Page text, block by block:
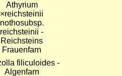
Athyrium
×reichsteinii
nothosubsp.
reichsteinii -
Reichsteins
Frauenfarn